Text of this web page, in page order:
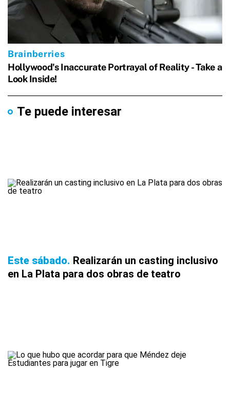
Te puede interesar
Este sábado Realizarán un casting inclusivo
en La Plata para dos obras de teatro